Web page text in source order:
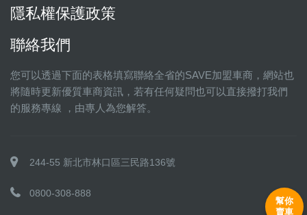
隱私權保護政策
聯絡我們
您可以透過下面的表格填寫聯絡全省的SAVE加盟車商，網站也
將隨時更新優質車商資訊，若有任何疑問也可以直接撥打我們
的服務專線 ，由專人為您解答。
244-55 新北市林口區三民路136號
0800-308-888
幫你
賣車